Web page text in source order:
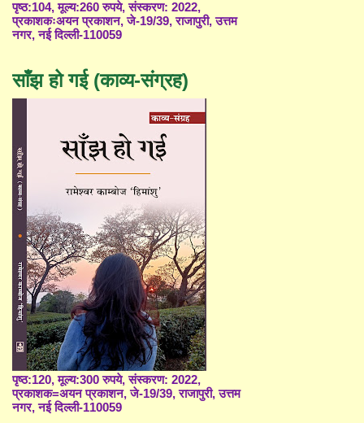
पृष्ठ:104, मूल्य:260 रुपये, संस्करण: 2022,
प्रकाशकःअयन प्रकाशन, जे-19/39, राजापुरी, उत्तम
नगर, नई दिल्ली-110059
साँझ हो गई (काव्य-संग्रह)
पृष्ठ:120, मूल्य:300 रुपये, संस्करण: 2022,
प्रकाशक=अयन प्रकाशन, जे-19/39, राजापुरी, उत्तम
नगर, नई दिल्ली-110059